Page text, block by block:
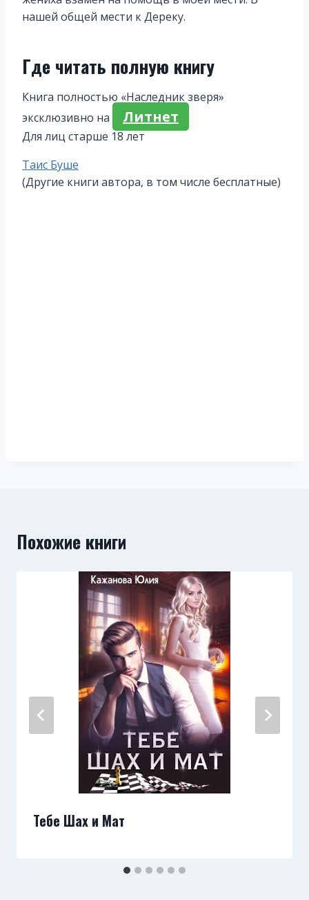
нашей общей мести к Дереку.
Где читать полную книгу
Книга полностью «Наследник зверя»
эксклюзивно на
Литнет
Для лиц старше 18 лет
Метки
записи:
Таис Буше
(Другие книги автора, в том числе бесплатные)
Похожие книги
Тебе Шах и Мат